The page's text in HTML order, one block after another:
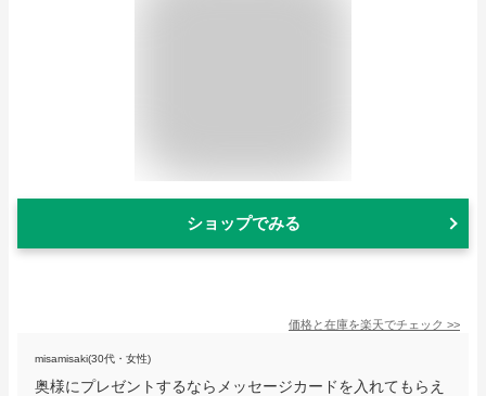
ショップでみる
価格と在庫を楽天でチェック >>
misamisaki(30代・女性)
奥様にプレゼントするならメッセージカードを入れてもらえ